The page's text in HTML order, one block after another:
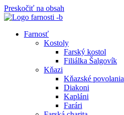
Preskočiť na obsah
Farnosť
Kostoly
Farský kostol
Filiálka Šalgovík
Kňazi
Kňazské povolania
Diakoni
Kapláni
Farári